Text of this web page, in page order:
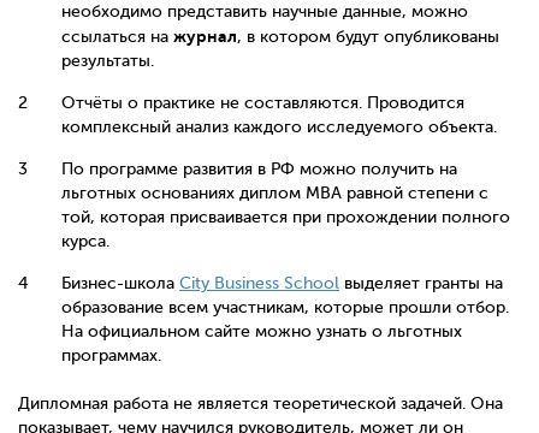
необходимо представить научные данные, можно
ссылаться на журнал, в котором будут опубликованы
результаты.
Отчёты о практике не составляются. Проводится
комплексный анализ каждого исследуемого объекта.
По программе развития в РФ можно получить на
льготных основаниях диплом MBA равной степени с
той, которая присваивается при прохождении полного
курса.
Бизнес-школа City Business School выделяет гранты на
образование всем участникам, которые прошли отбор.
На официальном сайте можно узнать о льготных
программах.
Дипломная работа не является теоретической задачей. Она
показывает, чему научился руководитель, может ли он